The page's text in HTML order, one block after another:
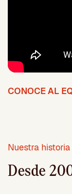
CONOCE AL
Nuestra historia
Desde